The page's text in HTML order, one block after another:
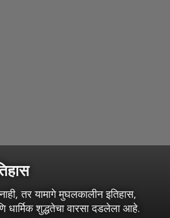
तर यामागे मुघलकालीन इतिहास,
धार्मिक शुद्धतेचा वारसा दडलेला आहे.